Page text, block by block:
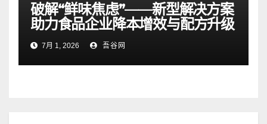
破解“鲜味焦虑”——新型解决方案
助力食品企业降本增效与配方升级
7月 1, 2026 吾谷网